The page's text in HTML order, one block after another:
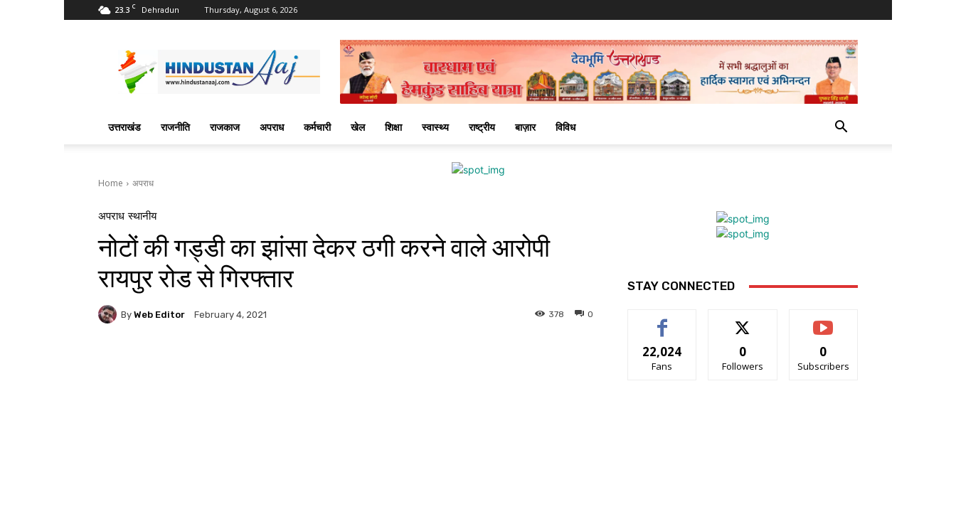
23.3 C Dehradun Thursday, August 6, 2026
Aaj
News
उत्तराखंड राजनीति राजकाज अपराध कर्मचारी खेल शिक्षा स्वास्थ्य राष्ट्रीय बाज़ार विविध
Home अपराध
अपराध स्थानीय
नोटों की गड्डी का झांसा देकर ठगी करने वाले आरोपी
रायपुर रोड से गिरफ्तार
By Web Editor February 4, 2021 0
378
STAY CONNECTED
22,024
Fans
0
Followers
0
Subscribers